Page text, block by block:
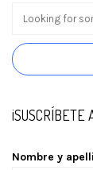
¡SUSCRÍBETE
Nombre y